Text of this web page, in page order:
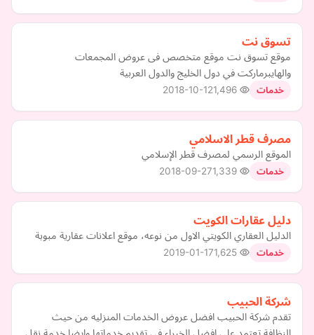
تسوق نت
موقع تسوق نت موقع متخصص فى عروض المجمعات
والهايبرماركت في دول الخليج والدول العربية
خدمات 2018-10-12
مصرف قطر الاسلامي
الموقع الرسمي لمصرف قطر الإسلامي
خدمات 2018-09-27
دليل عقارات الكويت
الدليل العقاري الكويتي الاول من نوعه، موقع اعلانات عقارية مبوبة
خدمات 2019-01-17
شركة الحبيب
تقدم شركة الحبيب افضل عروض الخدمات المنزليه من حيث